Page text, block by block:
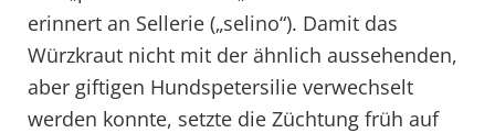
erinnert an Sellerie („selino“). Damit das
Würzkraut nicht mit der ähnlich aussehenden,
aber giftigen Hundspetersilie verwechselt
werden konnte, setzte die Züchtung früh auf